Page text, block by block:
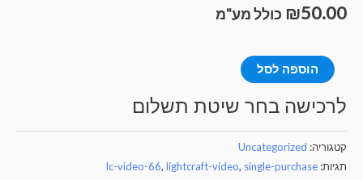
₪ כולל מע"מ
הוספה לסל
בחר שיטת תשלום
Uncategorized
lc-video-66,lightcraft-video,single-purchase